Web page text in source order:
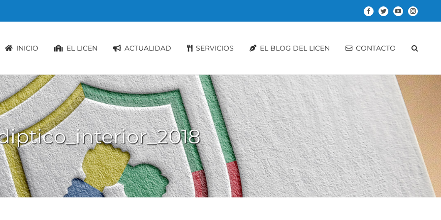
FacebookTwitterYouTubeInstagram
INICIO EL LICEN ACTUALIDAD SERVICIOS EL BLOG DEL LICEN CONTACTO